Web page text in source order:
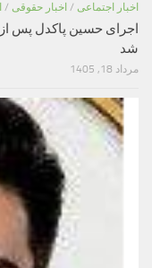
اخبار اجتماعی / اخبار حقوقی /
شد
مرداد 18, 1405